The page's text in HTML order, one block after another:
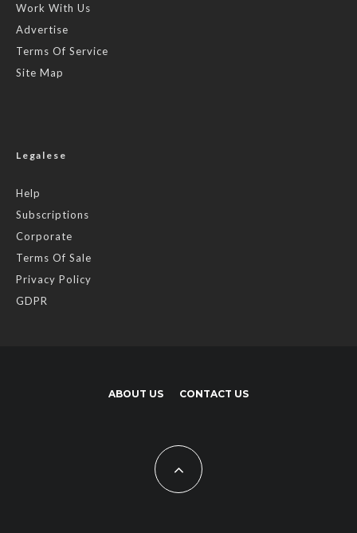
Work With Us
Advertise
Terms Of Service
Site Map
Legalese
Help
Subscriptions
Corporate
Terms Of Sale
Privacy Policy
GDPR
ABOUT US CONTACT US